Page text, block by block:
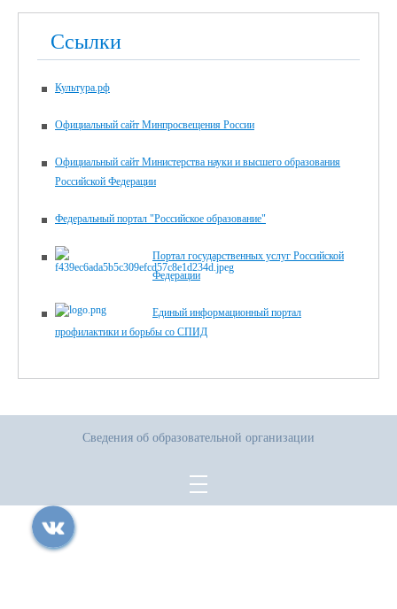
Ссылки
Культура.рф
Официальный сайт Минпросвещения России
Официальный сайт Министерства науки и высшего образования
Российской Федерации
Федеральный портал "Российское образование"
Портал государственных услуг Российской
Федерации
Единый информационный портал
профилактики и борьбы со СПИД
Сведения об образовательной организации